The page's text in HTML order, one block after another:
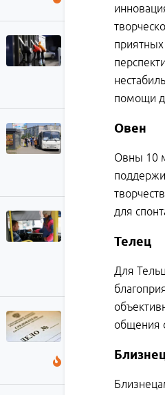
помощи
Овен
Овны 10
для
Телец
Для
общения